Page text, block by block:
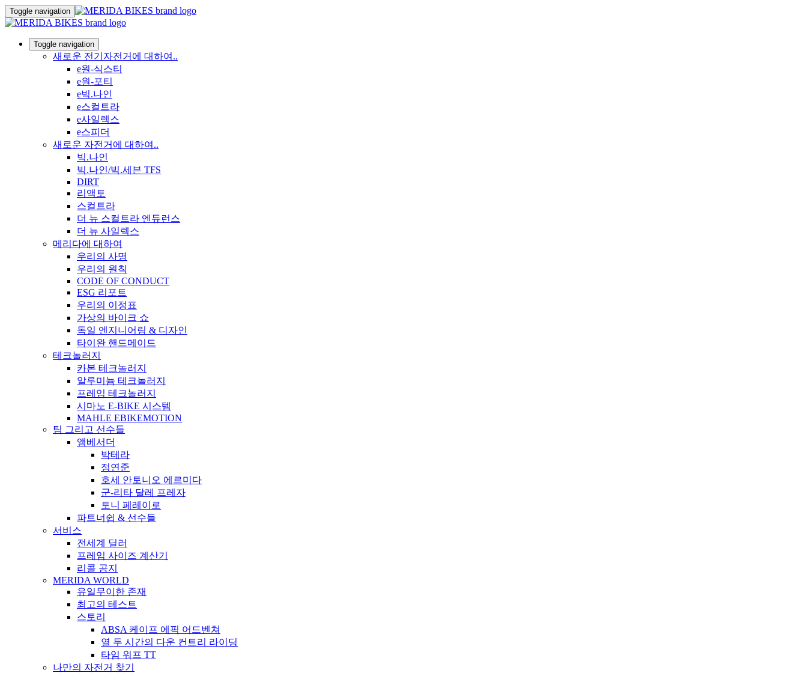
Toggle navigation
Toggle navigation
새로운 전기자전거에 대하여..
e원-식스티
e원-포티
e빅.나인
e스컬트라
e사일렉스
e스피더
새로운 자전거에 대하여..
빅.나인
빅.나인/빅.세븐 TFS
DIRT
리액토
스컬트라
더 뉴 스컬트라 엔듀런스
더 뉴 사일렉스
메리다에 대하여
우리의 사명
우리의 원칙
CODE OF CONDUCT
ESG 리포트
우리의 이정표
가상의 바이크 쇼
독일 엔지니어링 & 디자인
타이완 핸드메이드
테크놀러지
카본 테크놀러지
알루미늄 테크놀러지
프레임 테크놀러지
시마노 E-BIKE 시스템
MAHLE EBIKEMOTION
팀 그리고 선수들
앰베서더
박테라
정연준
호세 안토니오 에르미다
군-리타 달레 프레자
토니 페레이로
파트너쉽 & 선수들
서비스
전세계 딜러
프레임 사이즈 계산기
리콜 공지
MERIDA WORLD
유일무이한 존재
최고의 테스트
스토리
ABSA 케이프 에픽 어드벤쳐
열 두 시간의 다운 컨트리 라이딩
타임 워프 TT
나만의 자전거 찾기